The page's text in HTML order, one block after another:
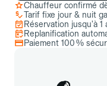
Chauffeur confirmé
Tarif fixe jour & nuit
Réservation jusqu’à 1
Replanification
Paiement 100 %